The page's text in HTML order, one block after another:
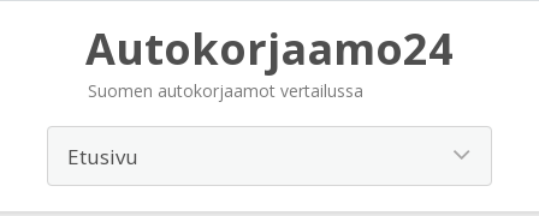
Autokorjaamo24
Suomen autokorjaamot vertailussa